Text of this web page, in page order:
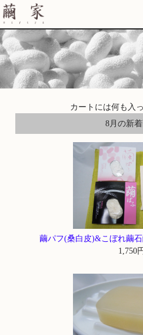
カートには何も入
8月の新
繭パフ(桑白皮)&こぼれ繭
1,750